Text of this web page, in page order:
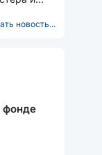
новость...
фонде